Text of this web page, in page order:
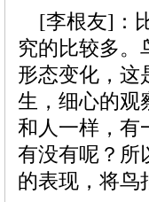
[李根友]：
究的比较多。
形态变化，这
生，细心的观
和人一样，有
有没有呢？所
的表现，将鸟